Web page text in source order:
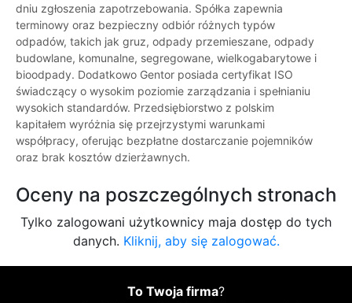
dniu zgłoszenia zapotrzebowania. Spółka zapewnia
terminowy oraz bezpieczny odbiór różnych typów
odpadów, takich jak gruz, odpady przemieszane, odpady
budowlane, komunalne, segregowane, wielkogabarytowe i
bioodpady. Dodatkowo Gentor posiada certyfikat ISO
świadczący o wysokim poziomie zarządzania i spełnianiu
wysokich standardów. Przedsiębiorstwo z polskim
kapitałem wyróżnia się przejrzystymi warunkami
współpracy, oferując bezpłatne dostarczanie pojemników
oraz brak kosztów dzierżawnych.
Oceny na poszczególnych stronach
Tylko zalogowani użytkownicy maja dostęp do tych
danych. Kliknij, aby się zalogować.
To Twoja firma?